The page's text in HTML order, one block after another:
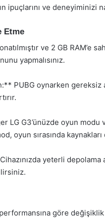
ipuçlarını ve deneyiminizi
Etme
ve 2 GB RAM’e
yapmalısınız.
PUBG oynarken gereksiz
LG G3’ünüzde oyun
oyun sırasında
yeterli
performansına göre